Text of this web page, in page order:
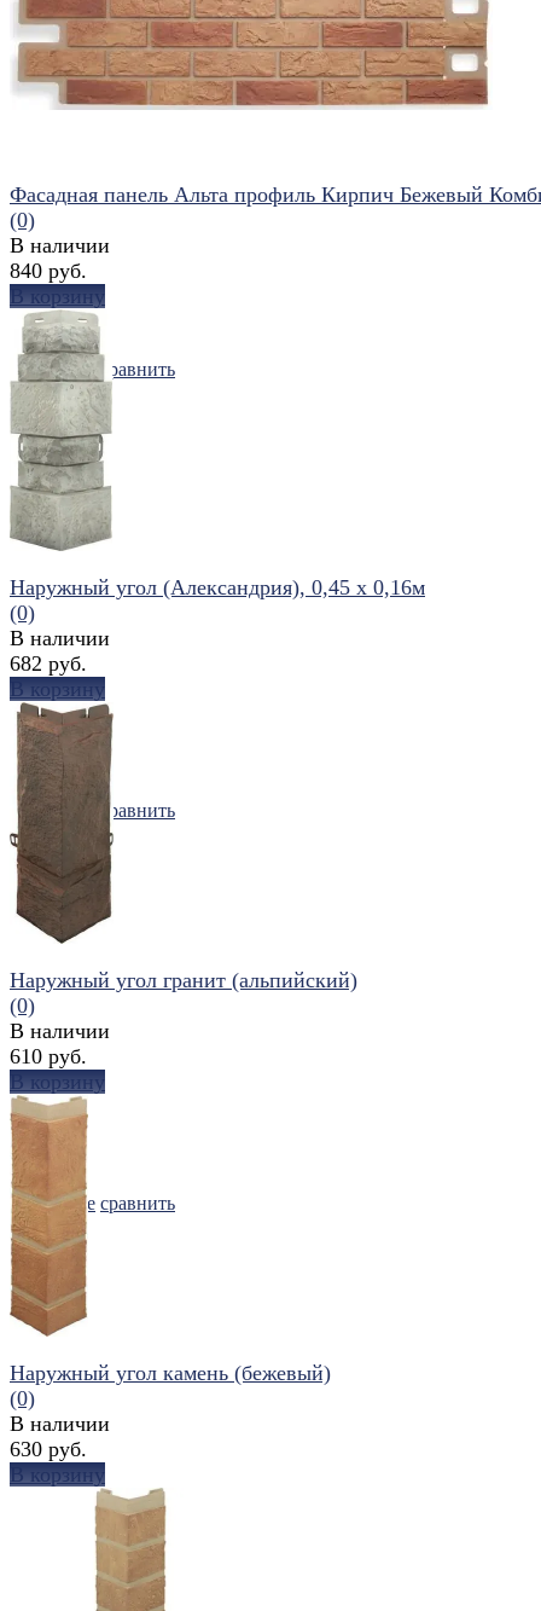
избранное сравнить
Фасадная панель Альта профиль Кирпич Бежевый
(0)
В наличии
840 руб.
В корзину
избранное сравнить
Наружный угол (Александрия), 0,45 х 0,16м
(0)
В наличии
682 руб.
В корзину
избранное сравнить
Наружный угол гранит (альпийский)
(0)
В наличии
610 руб.
В корзину
сравнить
Наружный угол камень (бежевый)
(0)
В наличии
630 руб.
В корзину